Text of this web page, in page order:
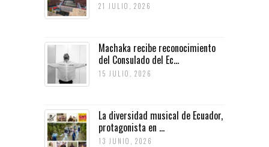
21 JULIO, 2026
Machaka recibe reconocimiento
del Consulado del Ec...
15 JULIO, 2026
La diversidad musical de Ecuador,
protagonista en ...
13 JUNIO, 2026